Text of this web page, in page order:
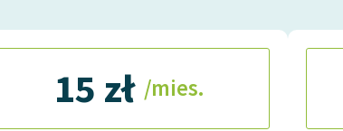
15 zł /mies.